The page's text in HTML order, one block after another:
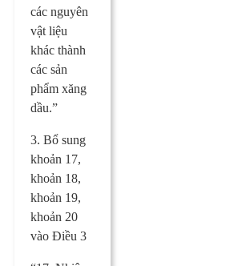
các nguyên
vật liệu
khác thành
các sản
phẩm xăng
dầu.”
3. Bổ sung
khoản 17,
khoản 18,
khoản 19,
khoản 20
vào Điều 3